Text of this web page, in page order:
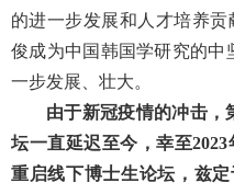
的进一步发展和人才培养
俊成为中国韩国学研究的中
一步发展、壮大。
由于新冠疫情的冲击，
坛一直延迟至今，幸至2023
重启线下博士生论坛，兹定